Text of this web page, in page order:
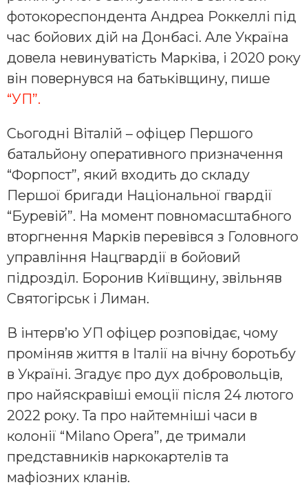
фотокореспондента Андреа Роккеллі під
час бойових дій на Донбасі. Але Україна
довела невинуватість Марківа, і 2020 року
він повернувся на батьківщину, пише
“УП”.
Сьогодні Віталій – офіцер Першого
батальйону оперативного призначення
“Форпост”, який входить до складу
Першої бригади Національної гвардії
“Буревій”. На момент повномасштабного
вторгнення Марків перевівся з Головного
управління Нацгвардії в бойовий
підрозділ. Боронив Київщину, звільняв
Святогірськ і Лиман.
В інтерв’ю УП офіцер розповідає, чому
проміняв життя в Італії на вічну боротьбу
в Україні. Згадує про дух добровольців,
про найяскравіші емоції після 24 лютого
2022 року. Та про найтемніші часи в
колонії “Milano Opera”, де тримали
представників наркокартелів та
мафіозних кланів.